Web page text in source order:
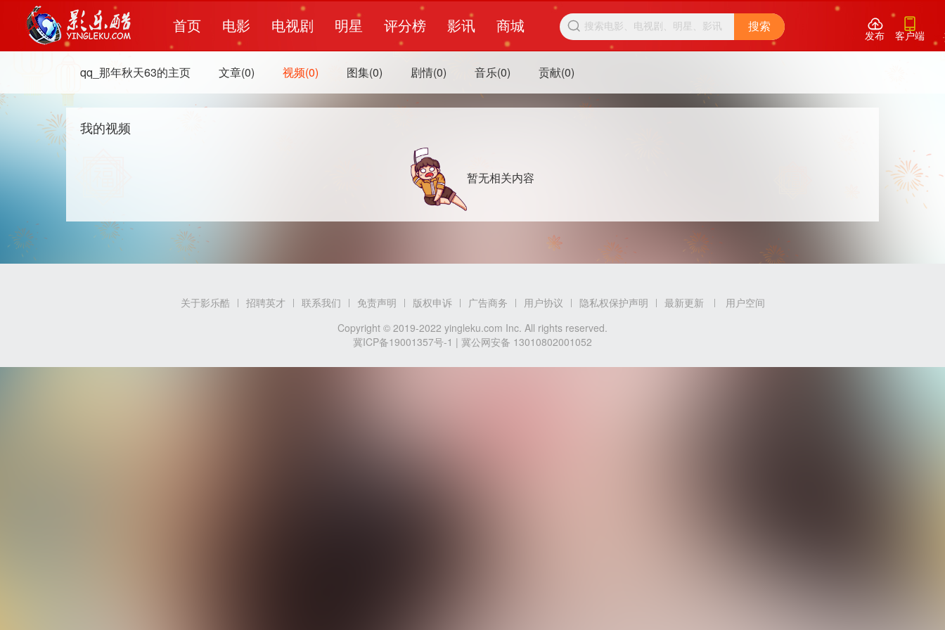
首页 电影 电视剧 明星 评分榜 影讯 商城  搜索 
发布

客户端
qq_那年秋天63的主页 文章(0) 视频(0) 图集(0) 剧情(0) 音乐(0) 贡献(0)
我的视频
暂无相关内容
关于影乐酷 | 招聘英才 | 联系我们 | 免责声明 | 版权申诉 | 广告商务 | 用户协议 | 隐私权保护声明 | 最新更新 |
用户空间
Copyright © 2019-2022 yingleku.com Inc. All rights reserved.
冀ICP备19001357号-1 | 冀公网安备 13010802001052